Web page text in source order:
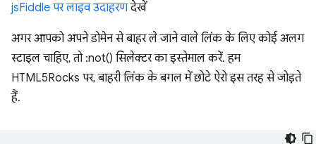
jsFiddle पर लाइव उदाहरणदेखें
अगर आपको अपने डोमेन से बाहर ले जाने वाले लिंक के लिए कोई अलग
स्टाइल चाहिए, तो :not() सिलेक्टर का इस्तेमाल करें. हम
HTML5Rocks पर, बाहरी लिंक के बगल में छोटे ऐरो इस तरह से जोड़ते
हैं.